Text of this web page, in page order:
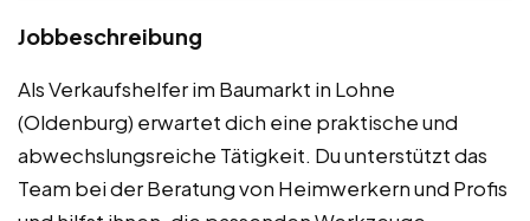
Jobbeschreibung
Als Verkaufshelfer im Baumarkt in Lohne
(Oldenburg) erwartet dich eine praktische und
abwechslungsreiche Tätigkeit. Du unterstützt das
Team bei der Beratung von Heimwerkern und Profis